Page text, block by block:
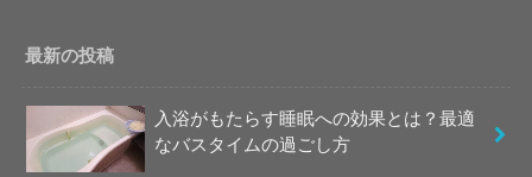
最新の投稿
入浴がもたらす睡眠への効果とは？最適
なバスタイムの過ごし方